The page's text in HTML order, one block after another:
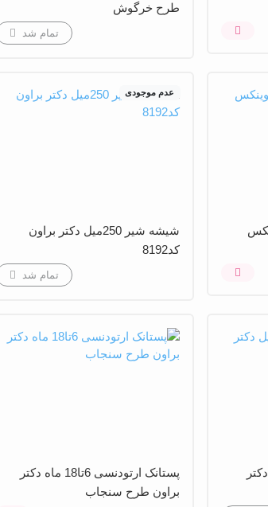
طرح خرگوش
تمام شد
عدم موجودی
شیشه شیر 250میل دکتر براون
کد8192
تمام شد
میل دکتر
پستانک ارتودنسی 6تا18 ماه دکتر
براون طرح سنجاب